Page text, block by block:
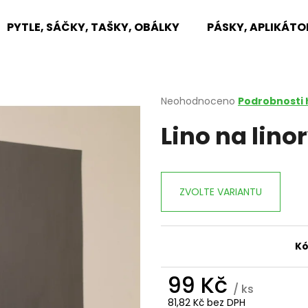
PYTLE, SÁČKY, TAŠKY, OBÁLKY PÁSKY,
Průměrné
produktu
je
hvězdiček.
Neohodnoceno Podrobnosti
Lino na
ZVOLTE VARIANTU
99 Kč / ks
81,82 Kč bez DPH
HLEDAT